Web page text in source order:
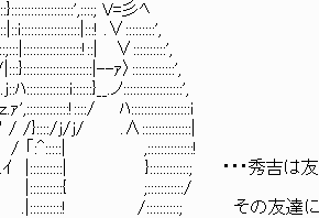
V=彡ﾍ
.∨:::::::::',
∨::::::::::',
ｧ〉:::::::::::::',
ノ::::::::::::::::::',
ﾊ::::::::::::::::::i
j/j/ .∧:::::::::::::::|
,::::::::::::::!
・・・秀吉は友達
|::::::::::{ ;:::::::::::/
その友達に母娘セックス